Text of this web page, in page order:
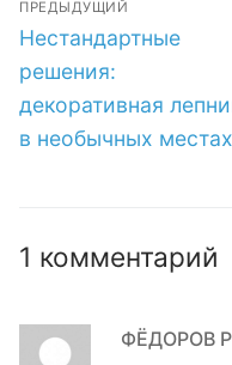
по
записям
ПРЕДЫДУЩИЙ
Предыдущая
запись:
Нестандартные
решения:
декоративная
в необычных местах
1 комментарий
ФЁДОРОВ